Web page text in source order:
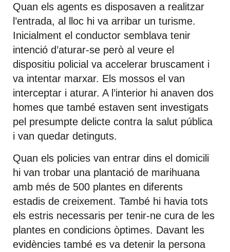
Quan els agents es disposaven a realitzar
l’entrada, al lloc hi va arribar un turisme.
Inicialment el conductor semblava tenir
intenció d’aturar-se però al veure el
dispositiu policial va accelerar bruscament i
va intentar marxar. Els mossos el van
interceptar i aturar. A l’interior hi anaven dos
homes que també estaven sent investigats
pel presumpte delicte contra la salut pública
i van quedar detinguts.
Quan els policies van entrar dins el domicili
hi van trobar una plantació de marihuana
amb més de 500 plantes en diferents
estadis de creixement. També hi havia tots
els estris necessaris per tenir-ne cura de les
plantes en condicions òptimes. Davant les
evidències també es va detenir la persona